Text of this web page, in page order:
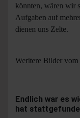
könnten, wären wir
Aufgaben auf
dienen uns Zelte.
Weritere Bilder vom
Endlich war es
hat